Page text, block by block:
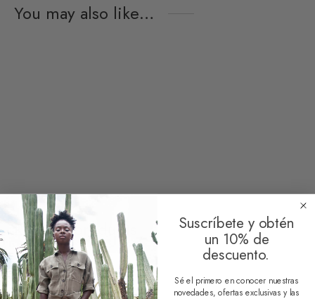
You may also like…
Clear
Related products Suscríbete y obtén
un 10% de
descuento.
Sé el primero en conocer nuestras
novedades, ofertas exclusivas y las